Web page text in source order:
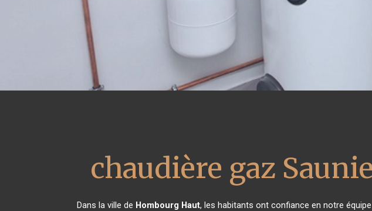
chaudière gaz
Dans la ville de Hombourg Haut, les habitants ont confiance en notre